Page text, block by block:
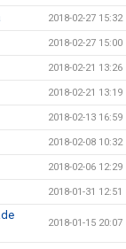
2018-02-27 15:32
2018-02-27 15:00
2018-02-21 13:26
2018-02-21 13:19
2018-02-13 16:59
2018-02-08 10:32
2018-02-06 12:29
2018-01-31 12:51
2018-01-15 20:07